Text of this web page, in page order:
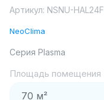
Артикул: NSNU-HAL24F
NeoClima
Серия Plasma
Площадь помещения